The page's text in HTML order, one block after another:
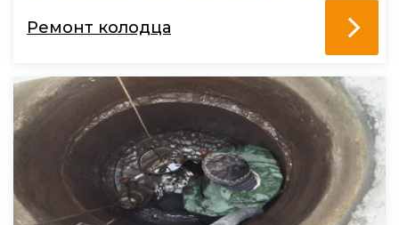
Ремонт колодца